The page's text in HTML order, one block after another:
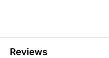
Reviews